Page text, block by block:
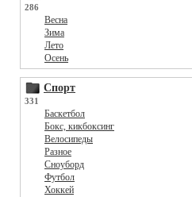
286
Весна
Зима
Лето
Осень
Спорт
331
Баскетбол
Бокс, кикбоксинг
Велосипеды
Разное
Сноуборд
Футбол
Хоккей